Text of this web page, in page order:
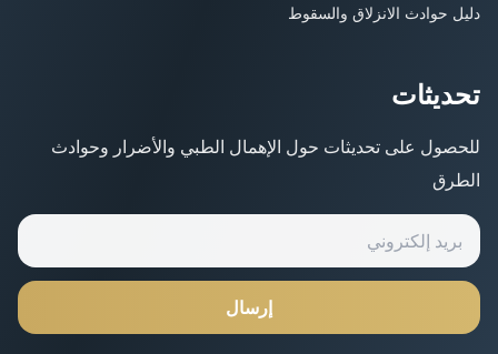
دليل حوادث الانزلاق والسقوط
تحديثات
للحصول على تحديثات حول الإهمال الطبي والأضرار وحوادث
الطرق
إرسال